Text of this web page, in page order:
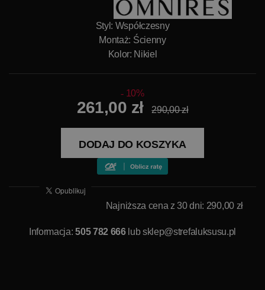
Styl: Współczesny
Montaż: Ścienny
Kolor: Nikiel
10%
261,00 zł 290,00 zł
DODAJ DO KOSZYKA
Najniższa cena z 30 dni: 290,00 zł
Informacja:505 782 666lubsklep@strefaluksusu.pl